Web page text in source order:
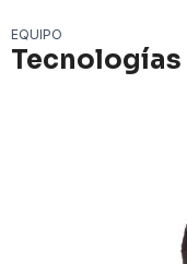
EQUIPO
Tecnologías